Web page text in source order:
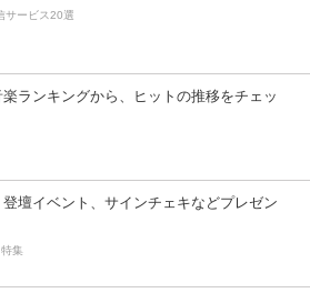
サービス20選
ランキングから、ヒットの推移をチェッ
壇イベント、サインチェキなどプレゼン
集